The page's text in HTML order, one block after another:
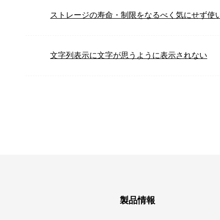
ストレージの寿命・制限をなるべく気にせず使
文字列表示に文字が思うように表示されない
製品情報